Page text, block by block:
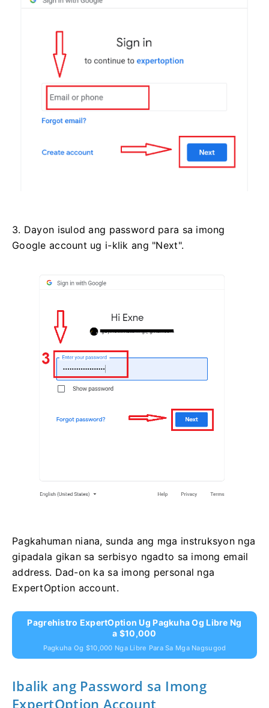
3. Dayon isulod ang password para sa imong
Google account ug i-klik ang "Next".
Pagkahuman niana, sunda ang mga instruksyon nga
gipadala gikan sa serbisyo ngadto sa imong email
address. Dad-on ka sa imong personal nga
ExpertOption account.
Pagrehistro ExpertOption Ug Pagkuha Og Libre Ng
A $10,000
Pagkuha Og $10,000 Nga Libre Para Sa Mga Nagsugod
Ibalik ang Password sa Imong
ExpertOption Account